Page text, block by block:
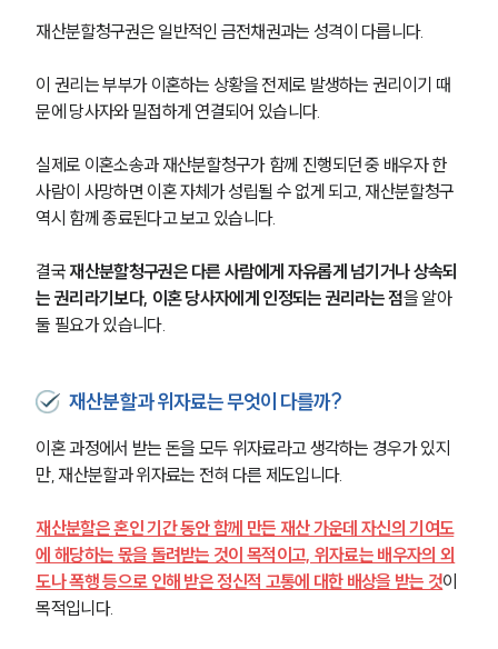
재산분할청구권은 일반적인 금전채권과는 성격이 다릅니다.
이 권리는 부부가 이혼하는 상황을 전제로 발생하는 권리이기 때
문에 당사자와 밀접하게 연결되어 있습니다.
실제로 이혼소송과 재산분할청구가 함께 진행되던 중 배우자 한
사람이 사망하면 이혼 자체가 성립될 수 없게 되고, 재산분할청구
역시 함께 종료된다고 보고 있습니다.
결국 재산분할청구권은 다른 사람에게 자유롭게 넘기거나 상속되
는 권리라기보다, 이혼 당사자에게 인정되는 권리라는 점을 알아
둘 필요가 있습니다.
재산분할과 위자료는 무엇이 다를까?
이혼 과정에서 받는 돈을 모두 위자료라고 생각하는 경우가 있지
만, 재산분할과 위자료는 전혀 다른 제도입니다.
재산분할은 혼인 기간 동안 함께 만든 재산 가운데 자신의 기여도
에 해당하는 몫을 돌려받는 것이 목적이고, 위자료는 배우자의 외
도나 폭행 등으로 인해 받은 정신적 고통에 대한 배상을 받는 것이
목적입니다.